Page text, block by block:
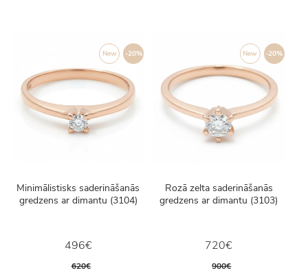
-20%
New
Minimālistisks saderināšanās
gredzens ar dimantu (3104)
496€
620€
-20%
New
Rozā zelta saderināšanās
gredzens ar dimantu (3103)
720€
900€